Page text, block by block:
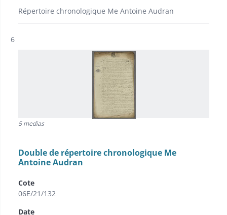
Répertoire chronologique Me Antoine Audran
Résultat n°
6
5 medias
Double de répertoire chronologique Me
Antoine Audran
Cote
06E/21/132
Date